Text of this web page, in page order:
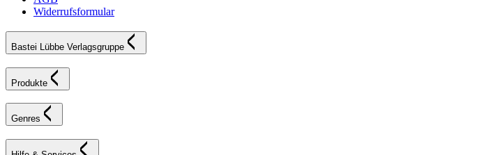
Widerrufsformular
Bastei Lübbe Verlagsgruppe
Produkte
Genres